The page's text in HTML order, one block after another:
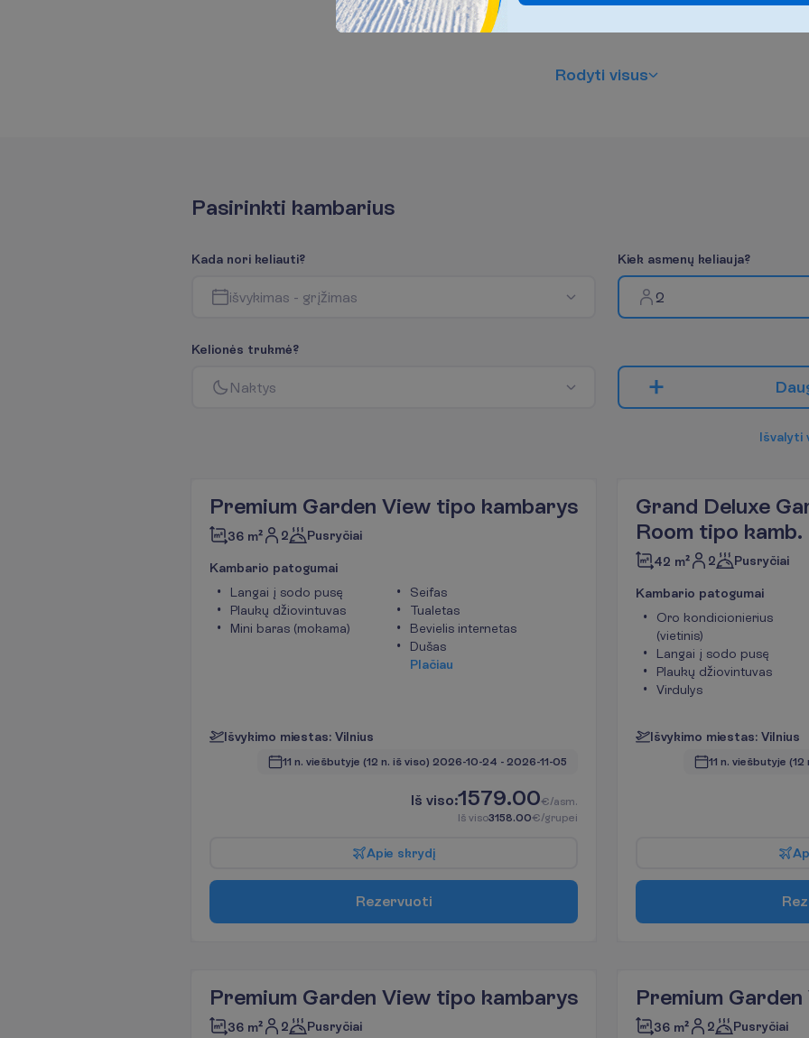
Rodyti visus
Pasirinkti kambarius
Kada nori keliauti?
išvykimas - grįžimas
Kiek asmenų keliauja?
2
Kelionės trukmė?
Naktys Dau
Išvalyti
Premium Garden View tipo kambarys
36 m² 2 Pusryčiai
Kambario patogumai
Langai į sodo pusę
Plaukų džiovintuvas
Mini baras (mokama)
Seifas
Tualetas
Bevielis internetas
Dušas
Plačiau
Išvykimo miestas: Vilnius
11 n. viešbutyje (12 n. iš viso) 2026-10-24 - 2026-11-05
Iš viso:1579.00€/asm.
Iš viso3158.00€/grupei
Apie skrydį
Rezervuoti
Grand Deluxe
Room tipo kamb.
42 m² 2 Pusryčiai
Kambario patogumai
Oro kondicionierius
(vietinis)
Langai į sodo pusę
Plaukų džiovintuvas
Virdulys
Išvykimo miestas: Vilnius
11 n. viešbutyje (12
Ap
Rez
Premium Garden View tipo kambarys
36 m² 2 Pusryčiai
Premium
36 m² 2 Pusryčiai